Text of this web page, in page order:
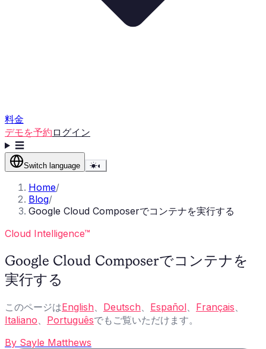
料金
デモを予約 ログイン
☰
Switch language ☀◐
Home/
Blog/
Google Cloud Composerでコンテナを実行する
Cloud Intelligence™
Google Cloud Composerでコンテナを
実行する
このページはEnglish Deutsch Español Français
Italiano
Portuguêsでもご覧いただけます。
By Sayle Matthews